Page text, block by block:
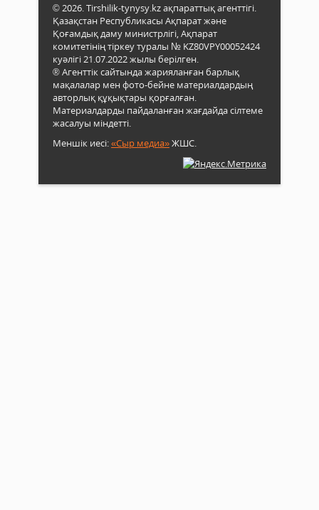
© 2026. Tirshilik-tynysy.kz ақпараттық агенттігі.
Қазақстан Республикасы Ақпарат және
Қоғамдық даму министрлігі, Ақпарат
комитетінің тіркеу туралы № KZ80VPY00052424
куәлігі 21.07.2022 жылы берілген.
® Агенттік сайтында жарияланған барлық
мақалалар мен фото-бейне материалдардың
авторлық құқықтары қорғалған.
Материалдарды пайдаланған жағдайда сілтеме
жасалуы міндетті.
Меншік иесі:«Сыр медиа»ЖШС.